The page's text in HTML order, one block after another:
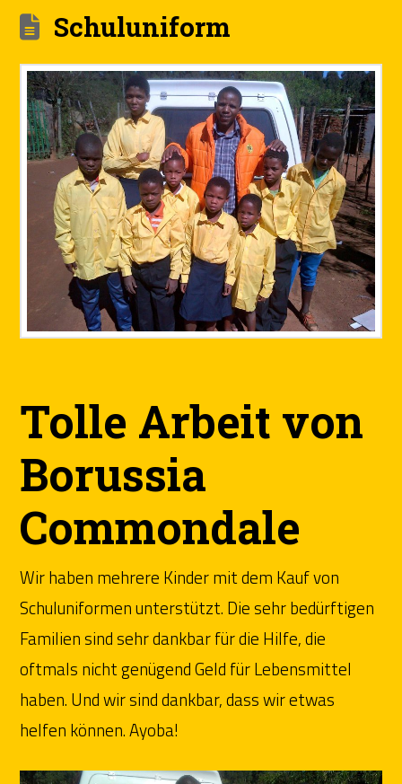
Schuluniform
Tolle Arbeit von
Borussia
Commondale
Wir haben mehrere Kinder mit dem Kauf von
Schuluniformen unterstützt. Die sehr bedürftigen
Familien sind sehr dankbar für die Hilfe, die
oftmals nicht genügend Geld für Lebensmittel
haben. Und wir sind dankbar, dass wir etwas
helfen können. Ayoba!